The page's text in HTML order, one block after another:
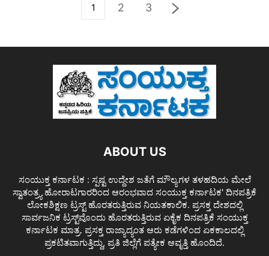
1 2 3
ABOUT US
ಸಂಯುಕ್ತ ಕರ್ನಾಟಕ : ಸ್ಪಷ್ಟ ಉದ್ದೇಶ ಜತೆಗೆ ಮೌಲ್ಯಗಳ ತಳಹದಿಯ ಮೇಲೆ
ಸ್ವಾತಂತ್ರ್ಯ ಹೋರಾಟಗಾರರಿಂದ ಆರಂಭವಾದ ಸಂಯುಕ್ತ ಕರ್ನಾಟಕ' ದಿನಪತ್ರಿಕೆ
ಲೋಕಶಿಕ್ಷಣ ಟ್ರಸ್ಟ್ ಹೊರತರುತ್ತಿರುವ ನಿಯತಕಾಲಿಕ. ಪ್ರಸಕ್ತ ದೇಶದಲ್ಲಿ
ಸಾರ್ವಜನಿಕ ಟ್ರಸ್ಟ್‌ವೊಂದು ಹೊರತರುತ್ತಿರುವ ಏಕೈಕ ದಿನಪತ್ರಿಕೆ ಸಂಯುಕ್ತ
ಕರ್ನಾಟಕ ಮಾತ್ರ. ಪ್ರಸಕ್ತ ರಾಜ್ಯಾದ್ಯಂತ ಆರು ಕಡೆಗಳಿಂದ ಏಕಕಾಲದಲ್ಲಿ
ಪ್ರಕಟಿತವಾಗುತ್ತಿದ್ದು, ಪ್ರತಿ ಜಿಲ್ಲೆಗೆ ಪತ್ಯೇಕ ಆವೃತ್ತಿ ಹೊಂದಿದೆ.